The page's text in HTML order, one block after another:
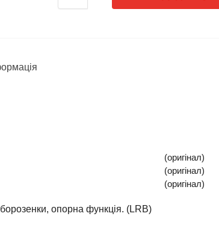
(оригінал)
(оригінал)
(оригінал)
опорна функція. (LRB)